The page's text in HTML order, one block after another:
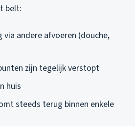
belt:
andere afvoeren (douche,
zijn tegelijk verstopt
huis
steeds terug binnen enkele